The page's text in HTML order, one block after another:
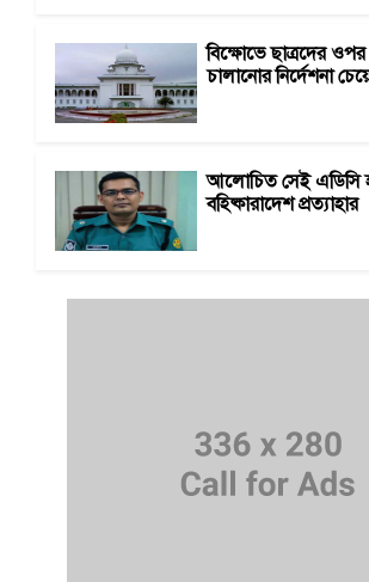
বিক্ষোভে ছাত্রদের
চালানোর নির্দেশনা
আলোচিত সেই এডিসি
বহিষ্কারাদেশ প্রত্যাহার